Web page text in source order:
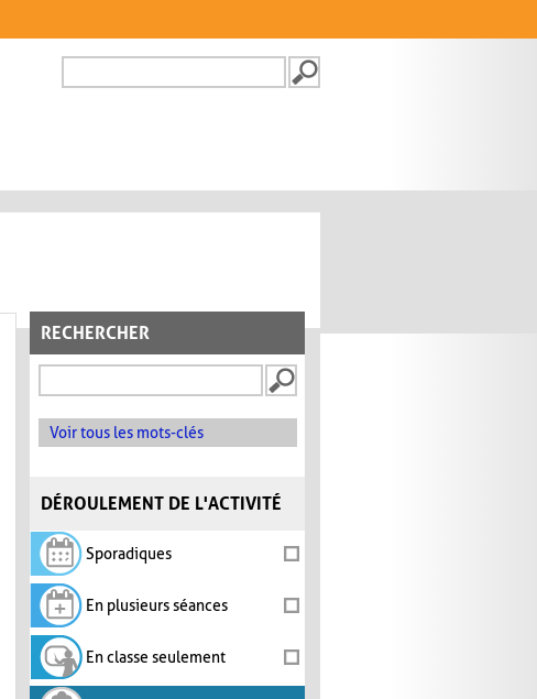
FORMULAIRE DE
RECHERCHER
Voir tous les mots-clés
DÉROULEMENT DE L'ACTIVITÉ
Sporadiques
En plusieurs séances
En classe seulement